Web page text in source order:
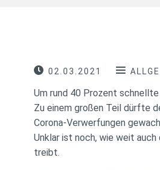
02.03.2021
Um rund 40 Prozent schnellte
Zu einem großen Teil dürfte
Corona-Verwerfungen
Unklar ist noch, wie weit
treibt.